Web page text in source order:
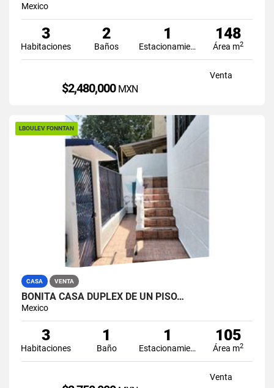
Mexico
3
Habitaciones
2
Baños
1
Estacionamiento
148
Área m2
Venta
$2,480,000 MXN
LBOULEV FONNTAN
CASA VENTA
BONITA CASA DUPLEX DE UN PISO…
Mexico
3
Habitaciones
1
Baño
1
Estacionamiento
105
Área m2
Venta